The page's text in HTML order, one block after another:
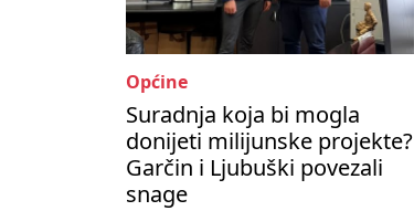
Općine
Suradnja koja bi mogla
donijeti milijunske projekte?
Garčin i Ljubuški povezali
snage